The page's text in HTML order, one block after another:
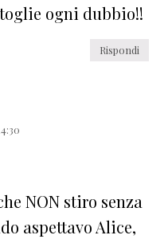
ogni dubbio!!
Rispondi
NON stiro senza
aspettavo Alice,